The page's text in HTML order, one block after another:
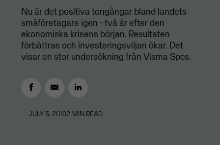
Nu är det positiva tongångar bland landets
småföretagare igen - två år efter den
ekonomiska krisens början. Resultaten
förbättras och investeringsviljan ökar. Det
visar en stor undersökning från Visma Spcs.
JULY 5, 20102 MIN READ